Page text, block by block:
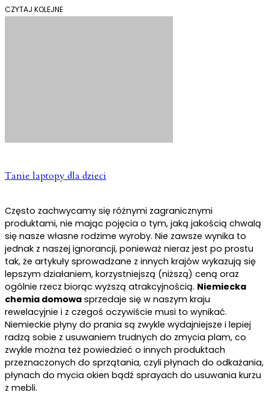
CZYTAJ KOLEJNE
Tanie laptopy dla dzieci
Często zachwycamy się różnymi zagranicznymi
produktami, nie mając pojęcia o tym, jaką jakością chwalą
się nasze własne rodzime wyroby. Nie zawsze wynika to
jednak z naszej ignorancji, ponieważ nieraz jest po prostu
tak, że artykuły sprowadzane z innych krajów wykazują się
lepszym działaniem, korzystniejszą (niższą) ceną oraz
ogólnie rzecz biorąc wyższą atrakcyjnością. Niemiecka
chemia domowa sprzedaje się w naszym kraju
rewelacyjnie i z czegoś oczywiście musi to wynikać.
Niemieckie płyny do prania są zwykle wydajniejsze i lepiej
radzą sobie z usuwaniem trudnych do zmycia plam, co
zwykle można też powiedzieć o innych produktach
przeznaczonych do sprzątania, czyli płynach do odkażania,
płynach do mycia okien bądź sprayach do usuwania kurzu
z mebli.